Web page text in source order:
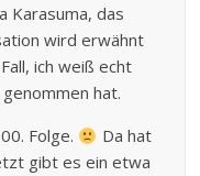
Karasuma, das
wird erwähnt
ich weiß echt
hat.
Folge.
Da hat
gibt es ein etwa